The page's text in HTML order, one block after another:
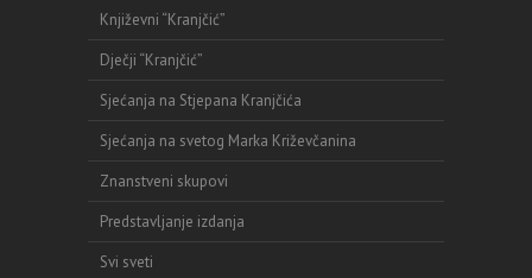
Književni “Kranjčić”
Dječji “Kranjčić”
Sjećanja na Stjepana Kranjčića
Sjećanja na svetog Marka Križevčanina
Znanstveni skupovi
Predstavljanje izdanja
Svi sveti